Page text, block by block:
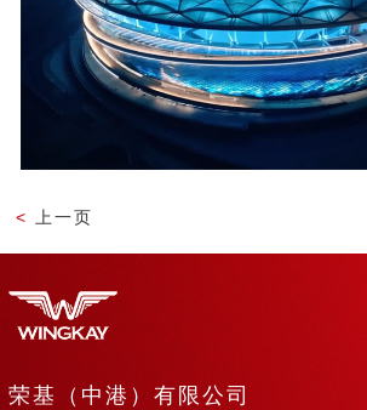
< 上一页
荣基（中港）有限公司